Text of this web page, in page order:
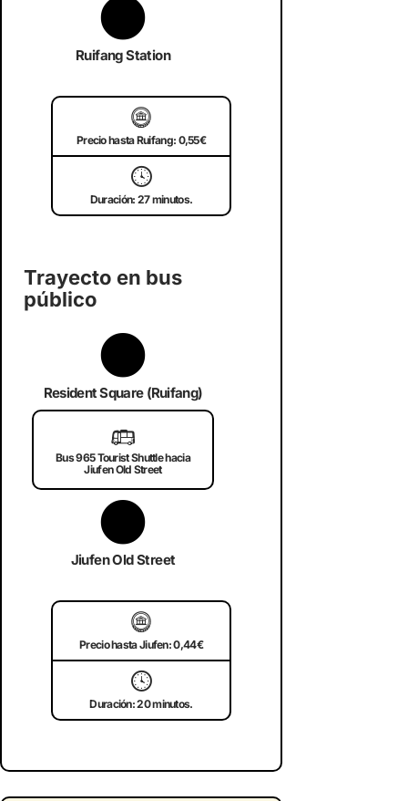
Ruifang Station
🪙
Precio hasta Ruifang: 0,55€
🕓
Duración: 27 minutos.
Trayecto en bus
público
Resident Square (Ruifang)
🚌
Bus 965 Tourist Shuttle hacia
Jiufen Old Street
Jiufen Old Street
🪙
Precio hasta Jiufen: 0,44€
🕓
Duración: 20 minutos.